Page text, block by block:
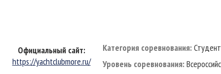
Официальный сайт:
https://yachtclubmore.ru/
Категория соревнования:
Уровень соревнования: